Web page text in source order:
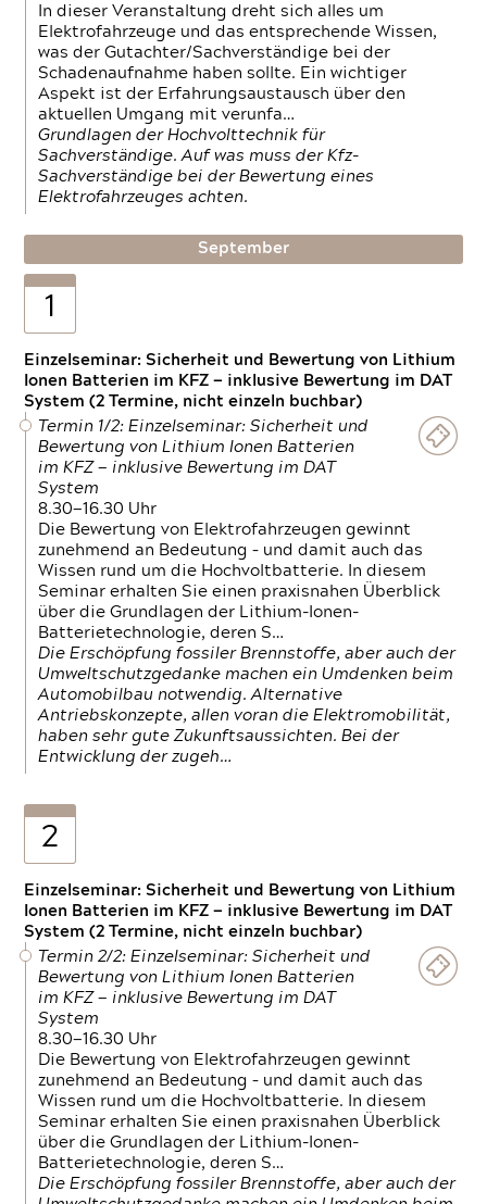
In dieser Veranstaltung dreht sich alles um
Elektrofahrzeuge und das entsprechende Wissen,
was der Gutachter/Sachverständige bei der
Schadenaufnahme haben sollte. Ein wichtiger
Aspekt ist der Erfahrungsaustausch über den
aktuellen Umgang mit verunfa…
Grundlagen der Hochvolttechnik für
Sachverständige. Auf was muss der Kfz-
Sachverständige bei der Bewertung eines
Elektrofahrzeuges achten.
September
1
Einzelseminar: Sicherheit und Bewertung von Lithium
Ionen Batterien im KFZ — inklusive Bewertung im DAT
System (2 Termine, nicht einzeln buchbar)
Termin 1/2: Einzelseminar: Sicherheit und
Bewertung von Lithium Ionen Batterien
im KFZ — inklusive Bewertung im DAT
System
8.30—16.30 Uhr
Die Bewertung von Elektrofahrzeugen gewinnt
zunehmend an Bedeutung – und damit auch das
Wissen rund um die Hochvoltbatterie. In diesem
Seminar erhalten Sie einen praxisnahen Überblick
über die Grundlagen der Lithium-Ionen-
Batterietechnologie, deren S…
Die Erschöpfung fossiler Brennstoffe, aber auch der
Umweltschutzgedanke machen ein Umdenken beim
Automobilbau notwendig. Alternative
Antriebskonzepte, allen voran die Elektromobilität,
haben sehr gute Zukunftsaussichten. Bei der
Entwicklung der zugeh…
2
Einzelseminar: Sicherheit und Bewertung von Lithium
Ionen Batterien im KFZ — inklusive Bewertung im DAT
System (2 Termine, nicht einzeln buchbar)
Termin 2/2: Einzelseminar: Sicherheit und
Bewertung von Lithium Ionen Batterien
im KFZ — inklusive Bewertung im DAT
System
8.30—16.30 Uhr
Die Bewertung von Elektrofahrzeugen gewinnt
zunehmend an Bedeutung – und damit auch das
Wissen rund um die Hochvoltbatterie. In diesem
Seminar erhalten Sie einen praxisnahen Überblick
über die Grundlagen der Lithium-Ionen-
Batterietechnologie, deren S…
Die Erschöpfung fossiler Brennstoffe, aber auch der